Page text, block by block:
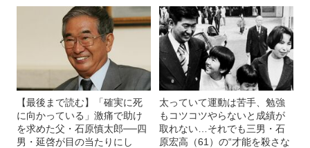
【最後まで読む】「確実に死
に向かっている」激痛で助け
を求めた父・石原慎太郎──四
男・延啓が目の当たりにし
太っていて運動は苦手、勉強
もコツコツやらないと成績が
取れない…それでも三男・石
原宏高（61）の“才能を殺さな